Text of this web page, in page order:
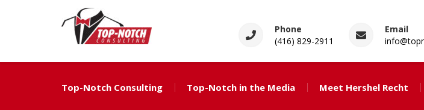
Top Notch Consulting
Phone
(416) 829-2911
Email
Top-Notch Consulting Top-Notch in the Media Meet Hershel Recht